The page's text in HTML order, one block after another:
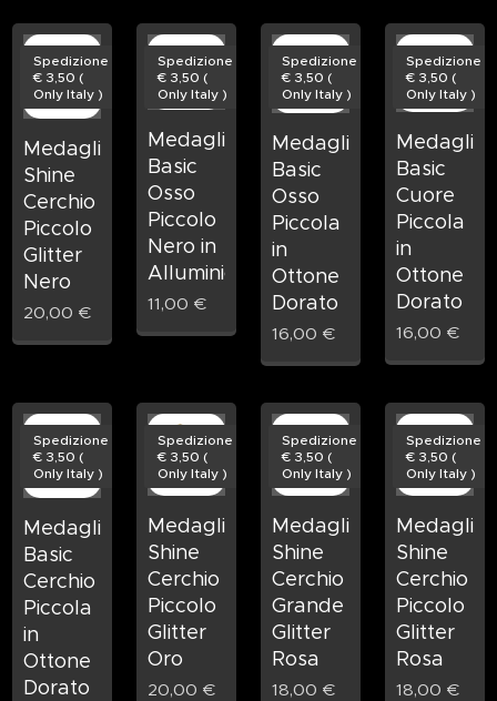
Medaglietta
Shine
Cerchio
Piccolo
Glitter
Nero
Spedizione
€ 3,50 (
Only Italy )
20,00 €
Medaglietta
Basic
Osso
Piccolo
Nero in
Alluminio
Spedizione
€ 3,50 (
Only Italy )
11,00 €
Medaglietta
Basic
Osso
Piccola
in
Ottone
Dorato
Spedizione
€ 3,50 (
Only Italy )
16,00 €
Basic
Cuore
Piccola
in
Ottone
Dorato
Spedizione
€ 3,50 (
Only Italy )
16,00 €
Medaglietta
Basic
Cerchio
Piccola
in
Ottone
Dorato
Spedizione
€ 3,50 (
Only Italy )
Medaglietta
Shine
Cerchio
Piccolo
Glitter
Oro
Spedizione
€ 3,50 (
Only Italy )
20,00 €
Medaglietta
Shine
Cerchio
Grande
Glitter
Rosa
Spedizione
€ 3,50 (
Only Italy )
18,00 €
Shine
Cerchio
Piccolo
Glitter
Rosa
Spedizione
€ 3,50 (
Only Italy )
18,00 €